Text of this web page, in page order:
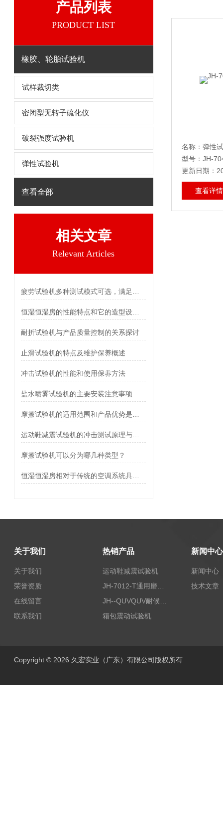
产品列表
PRODUCT LIST
橡胶、轮胎试验机
试样裁切类
密闭型无转子硫化仪
破裂强度试验机
弹性试验机
查看全部
相关文章
Relevant Articles
耐折试验机与产品质量控制的关系探讨
止滑试验机的特点及维护保养概述
冲击试验机的性能和使用保养方法
盐水喷雾试验机的主要安装注意事项
摩擦试验机可以分为哪几种类型？
名称：弹性
型号：JH-
更新日期：
查看详情
关于我们
关于我们
荣誉资质
在线留言
联系我们
热销产品
运动鞋减震试验机
箱包震动试验机
新闻中心
新闻中心
技术文章
Copyright © 2026 久宏实业（广东）有限公司版权所有